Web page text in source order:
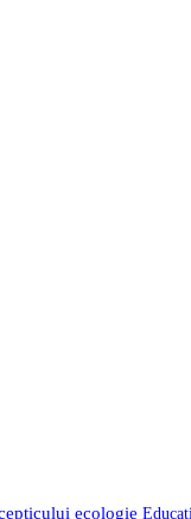
ecologie